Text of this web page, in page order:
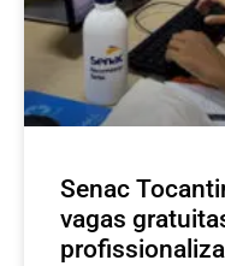
Senac
vagas